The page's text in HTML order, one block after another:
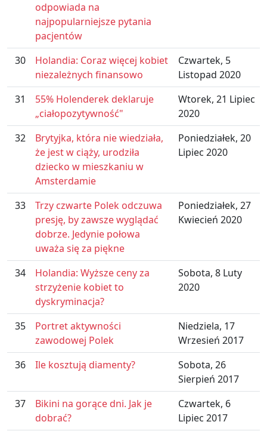
odpowiada na
najpopularniejsze pytania
pacjentów
30
Holandia: Coraz więcej kobiet
niezależnych finansowo
Czwartek, 5
Listopad 2020
31
55% Holenderek deklaruje
„ciałopozytywność"
Wtorek, 21 Lipiec
2020
32
Brytyjka, która nie wiedziała,
że jest w ciąży, urodziła
dziecko w mieszkaniu w
Amsterdamie
Poniedziałek, 20
Lipiec 2020
33
Trzy czwarte Polek odczuwa
presję, by zawsze wyglądać
dobrze. Jedynie połowa
uważa się za piękne
Poniedziałek, 27
Kwiecień 2020
34
Holandia: Wyższe ceny za
strzyżenie kobiet to
dyskryminacja?
Sobota, 8 Luty
2020
35
Portret aktywności
zawodowej Polek
Niedziela, 17
Wrzesień 2017
36
Ile kosztują diamenty?
Sobota, 26
Sierpień 2017
37
Bikini na gorące dni. Jak je
dobrać?
Czwartek, 6
Lipiec 2017